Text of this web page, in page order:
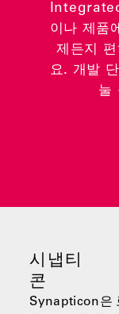
이나 제품
제든지 편
요. 개발
눌
시냅티
콘
Synapticon은